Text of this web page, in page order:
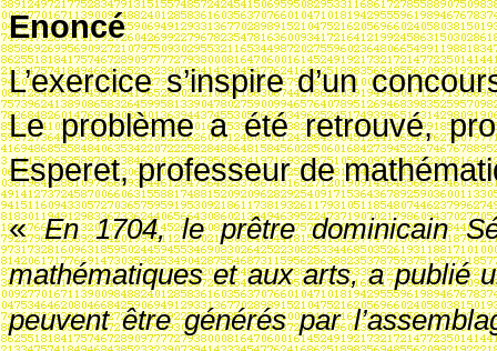
Enoncé
L’exercice s’inspire d’un
Le problème a été retrouvé,
Esperet, professeur de
«En 1704, le prêtre dominicain S
mathématiques et aux arts, a publié
peuventêtre générés par